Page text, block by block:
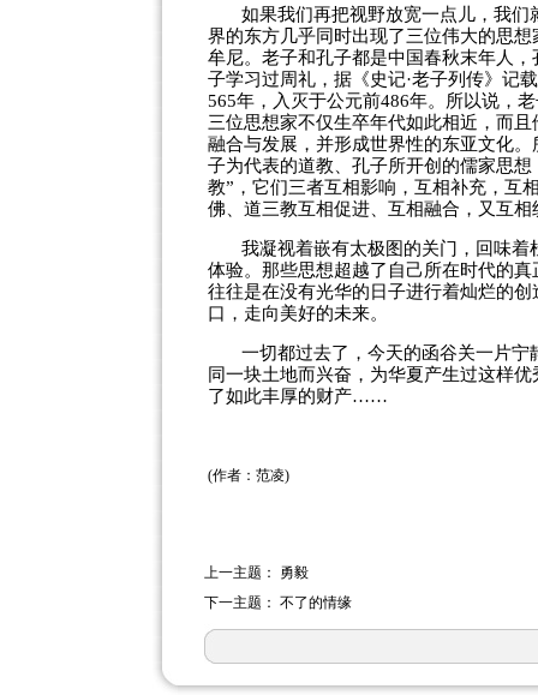
如果我们再把视野放宽一点儿，我
界的东方几乎同时出现了三位伟大的思
牟尼。老子和孔子都是中国春秋末年人，
子学习过周礼，据《史记·老子列传》记
565年，入灭于公元前486年。所以说，
三位思想家不仅生卒年代如此相近，而
融合与发展，并形成世界性的东亚文化
子为代表的道教、孔子所开创的儒家思
教”，它们三者互相影响，互相补充，互
佛、道三教互相促进、互相融合，又互相
我凝视着嵌有太极图的关门，回味
体验。那些思想超越了自己所在时代的
往往是在没有光华的日子进行着灿烂的
口，走向美好的未来。
一切都过去了，今天的函谷关一片
同一块土地而兴奋，为华夏产生过这样
了如此丰厚的财产……
(作者：范凌)
上一主题： 勇毅
下一主题： 不了的情缘